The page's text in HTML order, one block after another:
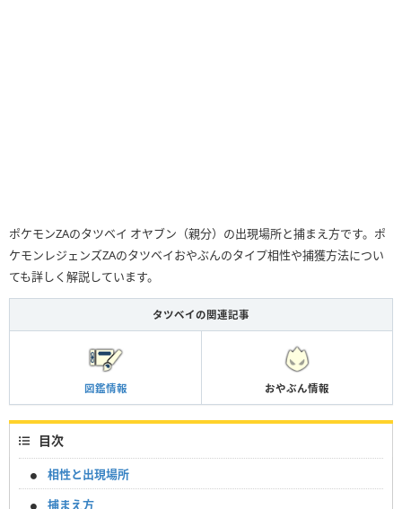
ポケモンZAのタツベイ オヤブン（親分）の出現場所と捕まえ方です。ポ
ケモンレジェンズZAのタツベイおやぶんのタイプ相性や捕獲方法につい
ても詳しく解説しています。
タツベイの関連記事
図鑑情報 おやぶん情報
目次
相性と出現場所
捕まえ方